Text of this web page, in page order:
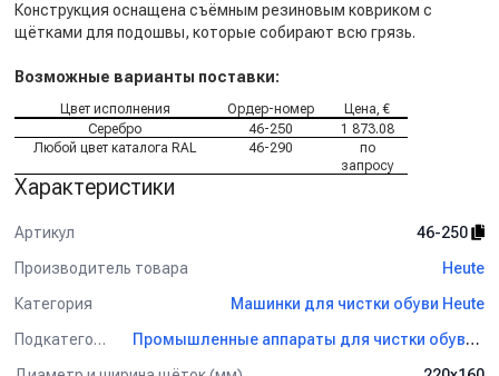
Конструкция оснащена съёмным резиновым ковриком с
щётками для подошвы, которые собирают всю грязь.
Возможные варианты поставки:
Цвет исполнения Ордер-номер
Цена, €
Серебро
46-250
1 873.08
Любой цвет каталога RAL
46-290
по
запросу
Характеристики
Артикул
46-250
Производитель товара
Heute
Категория
Машинки для чистки обуви Heute
Подкатегория
Промышленные аппараты для чистки обуви Heute